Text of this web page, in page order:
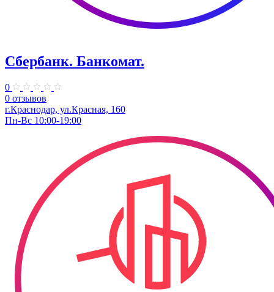
Сбербанк. Банкомат.
0
0 отзывов
г.Краснодар, ул.​Красная, 160
Пн-Вс 10:00-19:00